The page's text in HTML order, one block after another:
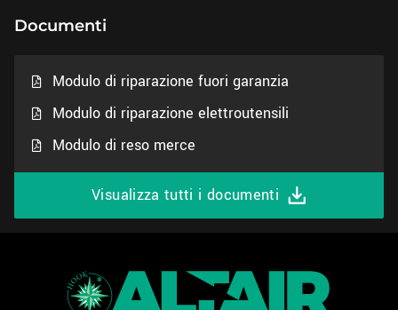
Documenti
Modulo di riparazione fuori garanzia
Modulo di riparazione elettroutensili
Modulo di reso merce
Visualizza tutti i documenti